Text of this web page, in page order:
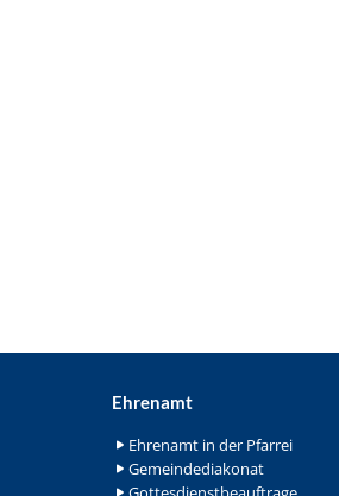
Ehrenamt
Ehrenamt in der Pfarrei
Gemeindediakonat